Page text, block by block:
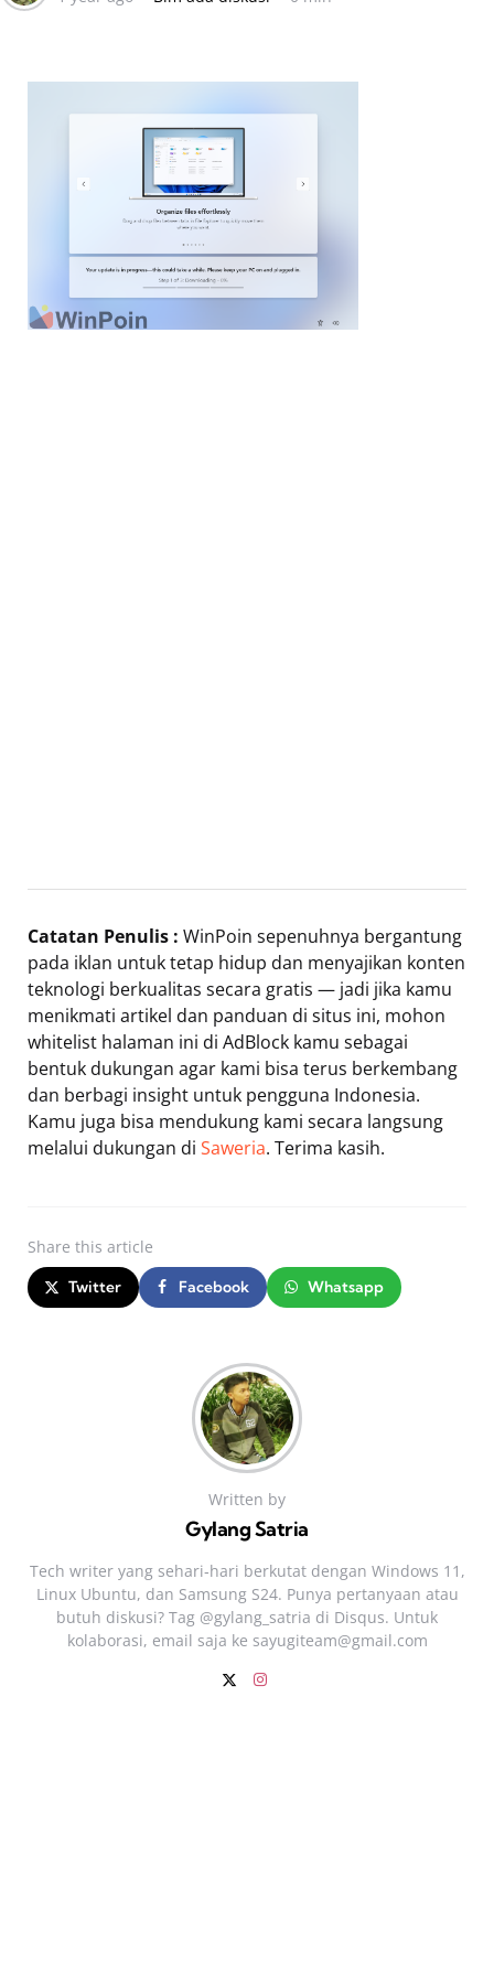
Catatan Penulis : WinPoin sepenuhnya bergantung
pada iklan untuk tetap hidup dan menyajikan konten
teknologi berkualitas secara gratis — jadi jika kamu
menikmati artikel dan panduan di situs ini, mohon
whitelist halaman ini di AdBlock kamu sebagai
bentuk dukungan agar kami bisa terus berkembang
dan berbagi insight untuk pengguna Indonesia.
Kamu juga bisa mendukung kami secara langsung
melalui dukungan di Saweria. Terima kasih.
Share this article
Twitter Facebook Whatsapp
Written by
Gylang Satria
Tech writer yang sehari‑hari berkutat dengan Windows 11,
Linux Ubuntu, dan Samsung S24. Punya pertanyaan atau
butuh diskusi? Tag @gylang_satria di Disqus. Untuk
kolaborasi, email saja ke sayugiteam@gmail.com